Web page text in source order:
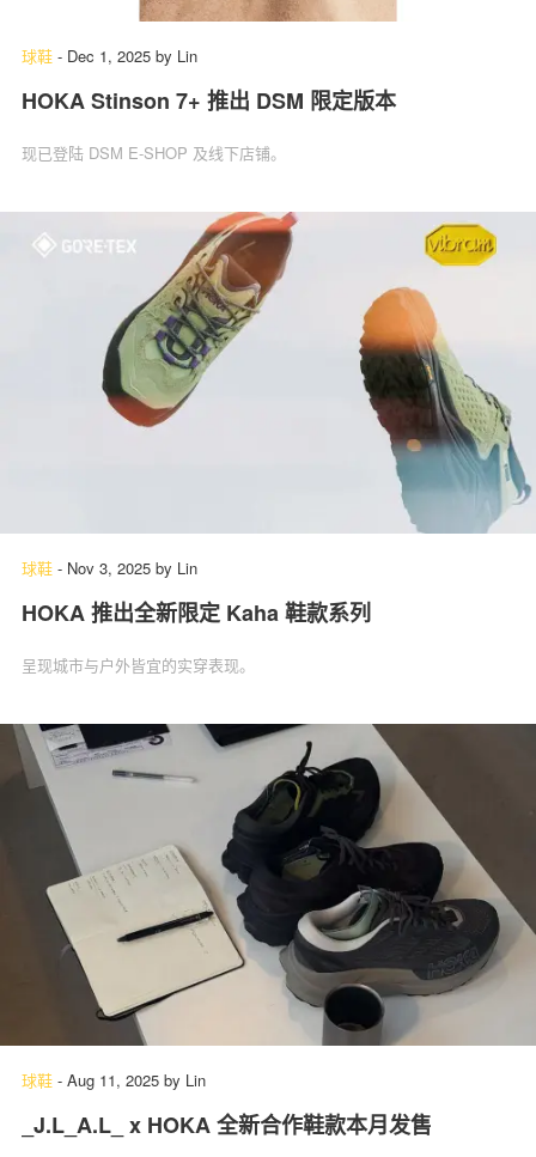
球鞋 - Dec 1, 2025 by Lin
HOKA Stinson 7+ 推出 DSM 限定版本
现已登陆 DSM E-SHOP 及线下店铺。
球鞋 - Nov 3, 2025 by Lin
HOKA 推出全新限定 Kaha 鞋款系列
呈现城市与户外皆宜的实穿表现。
球鞋 - Aug 11, 2025 by Lin
_J.L_A.L_ x HOKA 全新合作鞋款本月发售